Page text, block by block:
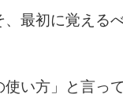
、最初に覚える
使い方」と言っ